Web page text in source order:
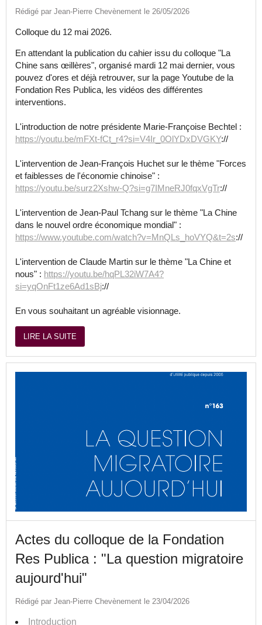
Rédigé par Jean-Pierre Chevènement le 26/05/2026
Colloque du 12 mai 2026.
En attendant la publication du cahier issu du colloque "La
Chine sans œillères", organisé mardi 12 mai dernier, vous
pouvez d'ores et déjà retrouver, sur la page Youtube de la
Fondation Res Publica, les vidéos des différentes
interventions.
L'introduction de notre présidente Marie-Françoise Bechtel :
https://youtu.be/mFXt-fCt_r4?si=V4Ir_0OlYDxDVGKY://
L'intervention de Jean-François Huchet sur le thème "Forces
et faiblesses de l'économie chinoise" :
https://youtu.be/surz2Xshw-Q?si=g7IMneRJ0fqxVgTr://
L'intervention de Jean-Paul Tchang sur le thème "La Chine
dans le nouvel ordre économique mondial" :
https://www.youtube.com/watch?v=MnQLs_hoVYQ&t=2s://
L'intervention de Claude Martin sur le thème "La Chine et
nous" : https://youtu.be/hqPL32iW7A4?
si=yqOnFt1ze6Ad1sBj://
En vous souhaitant un agréable visionnage.
LIRE LA SUITE
Actes du colloque de la Fondation
Res Publica : "La question migratoire
aujourd'hui"
Rédigé par Jean-Pierre Chevènement le 23/04/2026
Introduction